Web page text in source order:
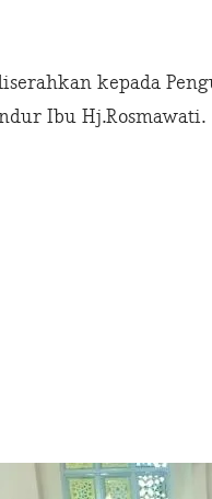
kepada
Ibu Hj.Rosmawati.